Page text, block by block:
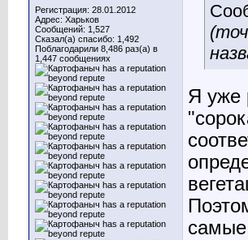
Регистрация: 28.01.2012
Адрес: Харьков
Сообщений: 1,527
Сказал(а) спасибо: 1,492
Поблагодарили 8,486 раз(а) в
1,447 сообщениях
Я уже
самые